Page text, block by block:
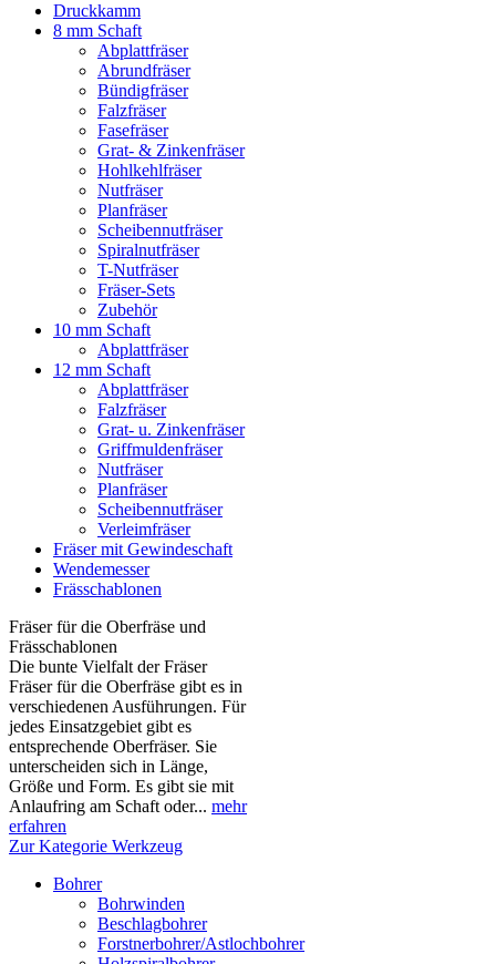
Druckkamm
8 mm Schaft
Abplattfräser
Abrundfräser
Bündigfräser
Falzfräser
Fasefräser
Grat- & Zinkenfräser
Hohlkehlfräser
Nutfräser
Planfräser
Scheibennutfräser
Spiralnutfräser
T-Nutfräser
Fräser-Sets
Zubehör
10 mm Schaft
Abplattfräser
12 mm Schaft
Abplattfräser
Falzfräser
Grat- u. Zinkenfräser
Griffmuldenfräser
Nutfräser
Planfräser
Scheibennutfräser
Verleimfräser
Fräser mit Gewindeschaft
Wendemesser
Frässchablonen
Fräser für die Oberfräse und
Frässchablonen
Die bunte Vielfalt der Fräser
Fräser für die Oberfräse gibt es in
verschiedenen Ausführungen. Für
jedes Einsatzgebiet gibt es
entsprechende Oberfräser. Sie
unterscheiden sich in Länge,
Größe und Form. Es gibt sie mit
Anlaufring am Schaft oder... mehr
erfahren
Zur Kategorie Werkzeug
Bohrer
Bohrwinden
Beschlagbohrer
Forstnerbohrer/Astlochbohrer